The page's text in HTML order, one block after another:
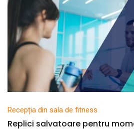
Recepția din sala de fitness
Replici salvatoare pentru